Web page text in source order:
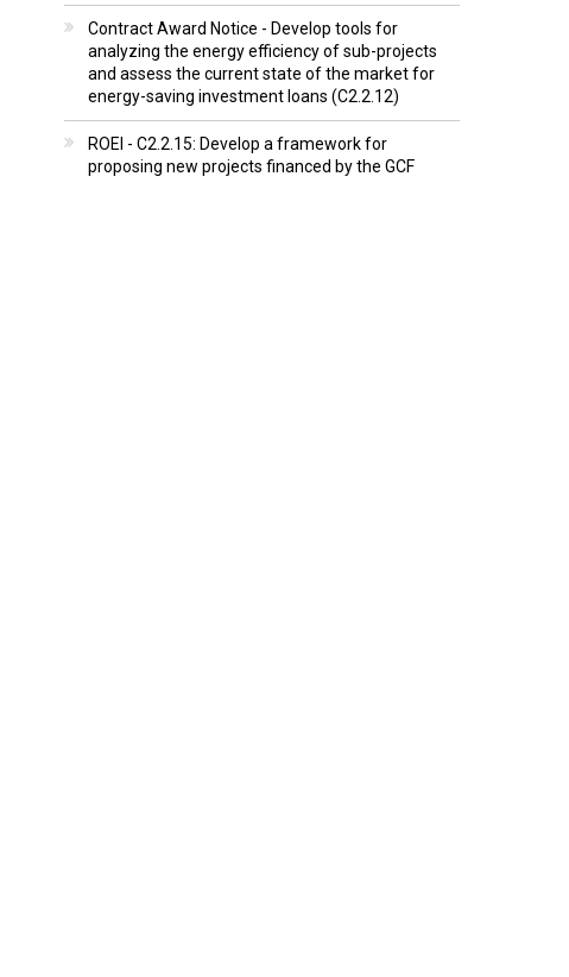
Contract Award Notice - Develop tools for
analyzing the energy efficiency of sub-projects
and assess the current state of the market for
energy-saving investment loans (C2.2.12)
ROEI - C2.2.15: Develop a framework for
proposing new projects financed by the GCF